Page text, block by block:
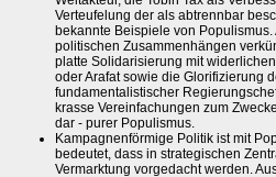
Verteufelung der als abtrennbar
bekannte Beispiele von
politischen Zusammenhängen
platte Solidarisierung mit
oder Arafat sowie die Glorifizierung
fundamentalistischer
krasse Vereinfachungen zum
dar - purer Populismus.
Kampagnenförmige Politik ist mit
bedeutet, dass in strategischen
Vermarktung vorgedacht werden.